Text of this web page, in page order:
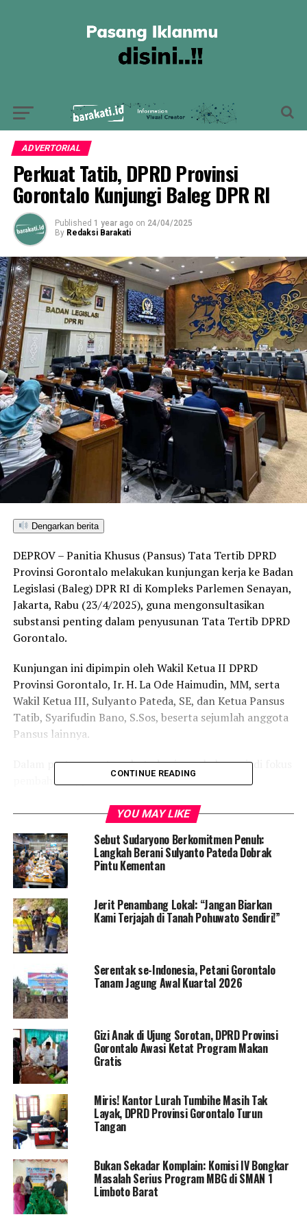
ADVERTORIAL
Perkuat Tatib, DPRD Provinsi
Gorontalo Kunjungi Baleg DPR RI
Published 1 year ago on 24/04/2025
By Redaksi Barakati
Dengarkan berita
DEPROV – Panitia Khusus (Pansus) Tata Tertib DPRD
Provinsi Gorontalo melakukan kunjungan kerja ke Badan
Legislasi (Baleg) DPR RI di Kompleks Parlemen Senayan,
Jakarta, Rabu (23/4/2025), guna mengonsultasikan
substansi penting dalam penyusunan Tata Tertib DPRD
Gorontalo.
Kunjungan ini dipimpin oleh Wakil Ketua II DPRD
Provinsi Gorontalo, Ir. H. La Ode Haimudin, MM, serta
Wakil Ketua III, Sulyanto Pateda, SE, dan Ketua Pansus
Tatib, Syarifudin Bano, S.Sos, beserta sejumlah anggota
Pansus lainnya.
Dalam pertemuan tersebut, dua isu pokok menjadi fokus
pembahasan, yakni:
Kedudukan anggota DPRD yang tidak tergabung
dalam Alat Kelengkapan Dewan (AKD).
Ketentuan dan penerapan syarat kourum dalam
rapat-rapat dewan.
Menurut pernyataan Wakil Ketua II, Haji La Ode, yang
disampaikan melalui Ketua Pansus, Syarifudin Bano,
kunjungan ini bertujuan memperoleh referensi normatif
dan praktik dari Baleg DPR RI agar penyusunan Tata
Tertib DPRD Provinsi Gorontalo selaras dengan prinsip-
prinsip umum parlemen.
“Dua isu ini seringkali menjadi persoalan teknis dan
substansial dalam dinamika lembaga. Kami ingin
menyusun aturan yang tidak hanya taat regulasi, tapi
juga relevan dengan realitas kerja di daerah,” ujar
Syarifudin.
Menanggapi konsultasi tersebut, Baleg DPR RI
menjelaskan bahwa meskipun DPR RI berpedoman pada
UU MD3 dan DPRD pada PP Nomor 12 Tahun 2018,
substansi pengaturan tata tertib kelembagaan tetap
memiliki kesamaan prinsip.
CONTINUE READING
YOU MAY LIKE
Sebut Sudaryono Berkomitmen Penuh:
Langkah Berani Sulyanto Pateda Dobrak
Pintu Kementan
Jerit Penambang Lokal: “Jangan Biarkan
Kami Terjajah di Tanah Pohuwato Sendiri!”
Serentak se-Indonesia, Petani Gorontalo
Tanam Jagung Awal Kuartal 2026
Gizi Anak di Ujung Sorotan, DPRD Provinsi
Gorontalo Awasi Ketat Program Makan
Gratis
Miris! Kantor Lurah Tumbihe Masih Tak
Layak, DPRD Provinsi Gorontalo Turun
Tangan
Bukan Sekadar Komplain: Komisi IV Bongkar
Masalah Serius Program MBG di SMAN 1
Limboto Barat